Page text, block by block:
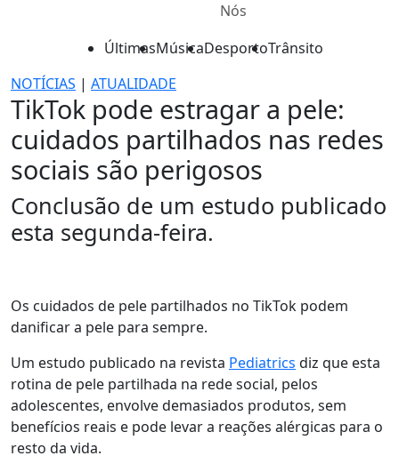
Nós
ÚltimasMúsicaDesportoTrânsito
NOTÍCIAS | ATUALIDADE
TikTok pode estragar a pele:
cuidados partilhados nas redes
sociais são perigosos
Conclusão de um estudo publicado
esta segunda-feira.
Os cuidados de pele partilhados no TikTok podem
danificar a pele para sempre.
Um estudo publicado na revista Pediatrics diz que esta
rotina de pele partilhada na rede social, pelos
adolescentes, envolve demasiados produtos, sem
benefícios reais e pode levar a reações alérgicas para o
resto da vida.